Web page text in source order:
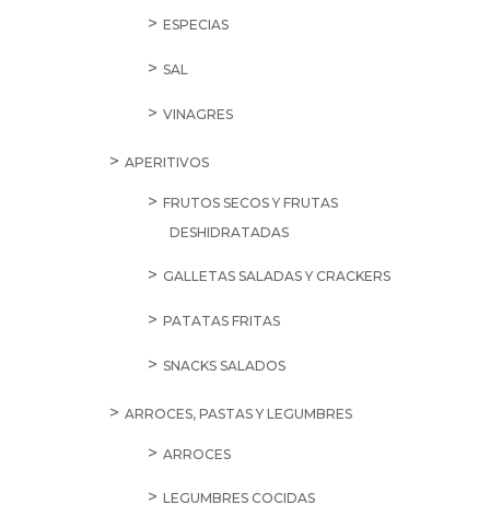
ESPECIAS
SAL
VINAGRES
APERITIVOS
FRUTOS SECOS Y FRUTAS
DESHIDRATADAS
GALLETAS SALADAS Y CRACKERS
PATATAS FRITAS
SNACKS SALADOS
ARROCES, PASTAS Y LEGUMBRES
ARROCES
LEGUMBRES COCIDAS